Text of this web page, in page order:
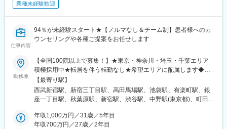
業種未経験歓迎
仕事内容
94％が未経験スタート★【ノルマなし＆チーム制】患者様へのカ
ウンセリングや各種ご提案をお任せします
勤務地
【全国100院以上で募集！】★東京・神奈川・埼玉・千葉エリア
積極採用中★転居を伴う転勤なし★希望エリアに配属します◆ク
リニック一覧＜全国100院以上展開＞【北海道・東北】旭川駅前
院、青森院、盛岡院、秋田院、山形院、仙台駅前院、福島院、郡
山院 など【関東】新宿東口院、池袋駅前院、品川院、秋葉原
横浜院、大宮東口院、水戸院、つくば院、宇都宮院、高崎院、前
橋院 など【中部】名古屋駅前院 、名古屋栄院、金山院、岐阜
【最寄り駅】
西武新宿駅、新宿三丁目駅、高田馬場駅、池袋駅、有楽町駅、銀
座一丁目駅、秋葉原駅、新宿駅、渋谷駅、中野駅(東京都)、町田
浜駅、横浜駅、川崎駅、藤沢駅、本厚木駅、大宮駅(埼玉県)、川口
駅、川越駅、南越谷駅、宇都宮駅、水戸駅、つくば駅、千葉駅、
年収1,000万円／31歳／5年目
年収700万円／27歳／2年目